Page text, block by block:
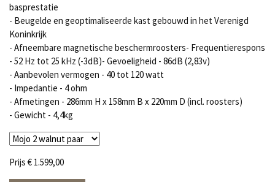
basprestatie
- Beugelde en geoptimaliseerde kast gebouwd in het Verenigd
Koninkrijk
- Afneembare magnetische beschermroosters- Frequentierespons
- 52 Hz tot 25 kHz (-3dB)- Gevoeligheid - 86dB (2,83v)
- Aanbevolen vermogen - 40 tot 120 watt
- Impedantie - 4 ohm
- Afmetingen - 286mm H x 158mm B x 220mm D (incl. roosters)
- Gewicht - 4,4kg
Prijs€ 1.599,00